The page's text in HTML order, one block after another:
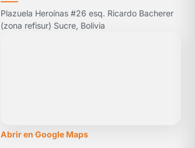
Plazuela Heroínas #26 esq. Ricardo Bacherer
(zona refisur) Sucre, Bolivia
Abrir en Google Maps